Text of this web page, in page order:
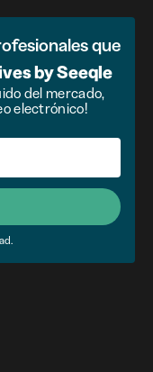
que
by Seeqle
del mercado,
electrónico!